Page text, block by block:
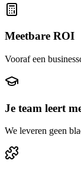
Meetbare ROI
Vooraf een
Je team leert
We leveren geen